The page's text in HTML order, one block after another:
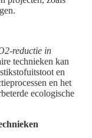
reductie in
technieken kan
en
en het
ecologische